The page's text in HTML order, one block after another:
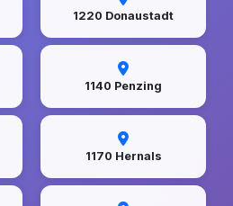
1220 Donaustadt
1140 Penzing
1170 Hernals